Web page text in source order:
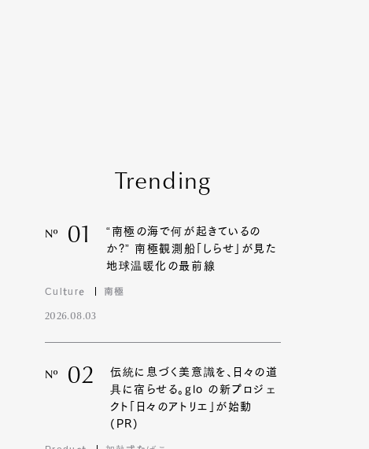
Trending
Nº 01
“南極の海で何が起きているの
か?” 南極観測船「しらせ」が見た
地球温暖化の最前線
Culture 南極
2026.08.03
Nº 02
伝統に息づく美意識を、日々の道
具に宿らせる。glo の新プロジェ
クト「日々のアトリエ」が始動
(PR)